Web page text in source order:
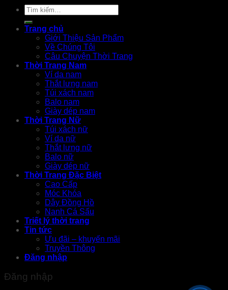
Tìm
kiếm:
Trang chủ
Giới Thiệu Sản Phẩm
Về Chúng Tôi
Câu Chuyện Thời Trang
Thời Trang Nam
Ví da nam
Thắt lưng nam
Túi xách nam
Balo nam
Giày dép nam
Thời Trang Nữ
Túi xách nữ
Ví da nữ
Thắt lưng nữ
Balo nữ
Giày dép nữ
Thời Trang Đặc Biệt
Cao Cấp
Móc Khóa
Dây Đồng Hồ
Nanh Cá Sấu
Triết lý thời trang
Tin tức
Ưu đãi – khuyến mãi
Truyền Thông
Đăng nhập
Đăng nhập